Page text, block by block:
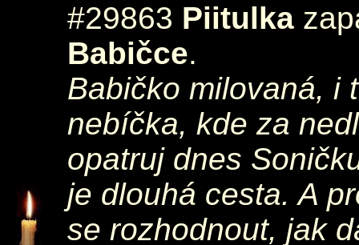
#29863 Piitulka
Babičce.
Babičko milovaná, i
nebíčka, kde za
opatruj dnes
je dlouhá cesta. A
se rozhodnout, jak